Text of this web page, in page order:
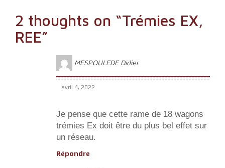
l’article
2 thoughts on “Trémies EX,
REE”
MESPOULEDE Didier
avril 4, 2022
Je pense que cette rame de 18 wagons
trémies Ex doit être du plus bel effet sur
un réseau.
Répondre